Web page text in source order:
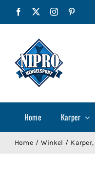
Facebook Instagram
Home Karper
Home Winkel Karper